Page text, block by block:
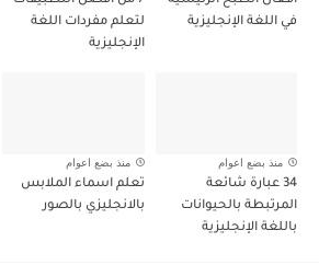
في اللغة الإنجليزية
لتعلم مفردات اللغة
الإنجليزية
منذ بضع اعوام
34 عبارة شائعة
المرتبطة بالحيوانات
باللغة الإنجليزية
منذ بضع اعوام
تعلم اسماء الملابس
بالانجليزي بالصور